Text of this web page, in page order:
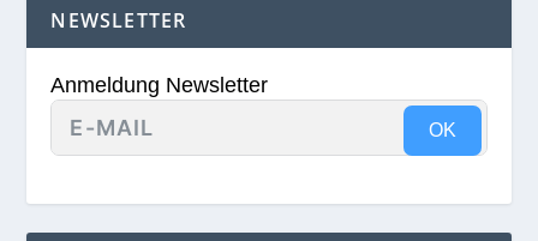
NEWSLETTER
Anmeldung Newsletter
OK